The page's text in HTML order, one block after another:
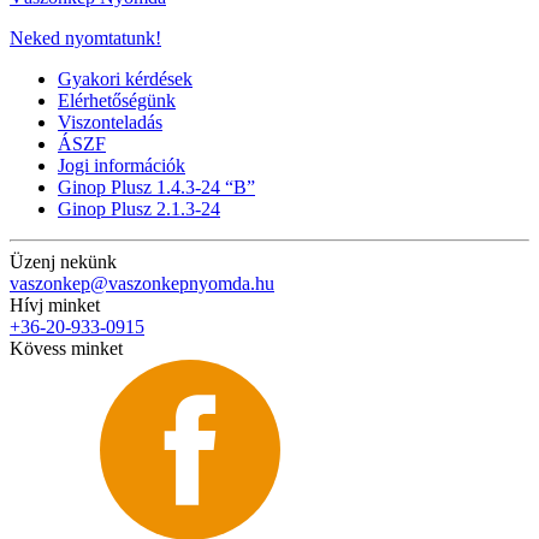
Neked nyomtatunk!
Gyakori kérdések
Elérhetőségünk
Viszonteladás
ÁSZF
Jogi információk
Ginop Plusz 1.4.3-24 “B”
Ginop Plusz 2.1.3-24
Üzenj nekünk
vaszonkep@vaszonkepnyomda.hu
Hívj minket
+36-20-933-0915
Kövess minket